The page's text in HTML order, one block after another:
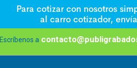
Para cotizar con nosotros
al carro cotizador,
Escríbenos a